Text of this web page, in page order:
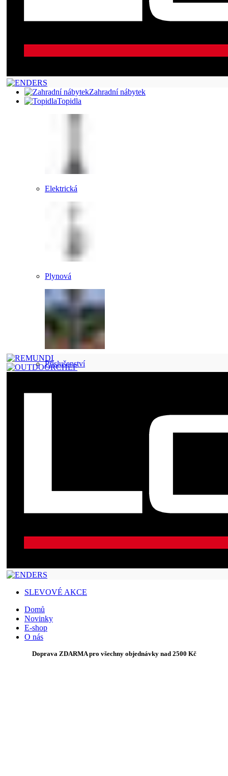
Zahradní nábytek
Topidla
Elektrická
Plynová
Příslušenství
SLEVOVÉ AKCE
Domů
Novinky
E-shop
O nás
Doprava ZDARMA pro všechny objednávky nad 2500 Kč